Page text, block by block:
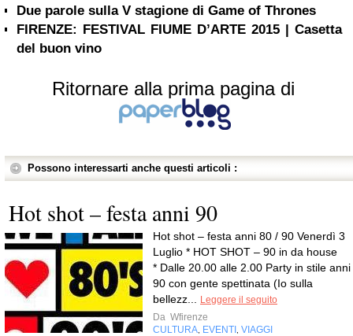
Due parole sulla V stagione di Game of Thrones
FIRENZE: FESTIVAL FIUME D’ARTE 2015 | Casetta
del buon vino
Ritornare alla prima pagina di
Possono interessarti anche questi articoli :
Hot shot – festa anni 90
Hot shot – festa anni 80 / 90 Venerdì 3
Luglio * HOT SHOT – 90 in da house
* Dalle 20.00 alle 2.00 Party in stile anni
90 con gente spettinata (Io sulla
bellezz...
Leggere il seguito
Da Wfirenze
CULTURA EVENTI VIAGGI